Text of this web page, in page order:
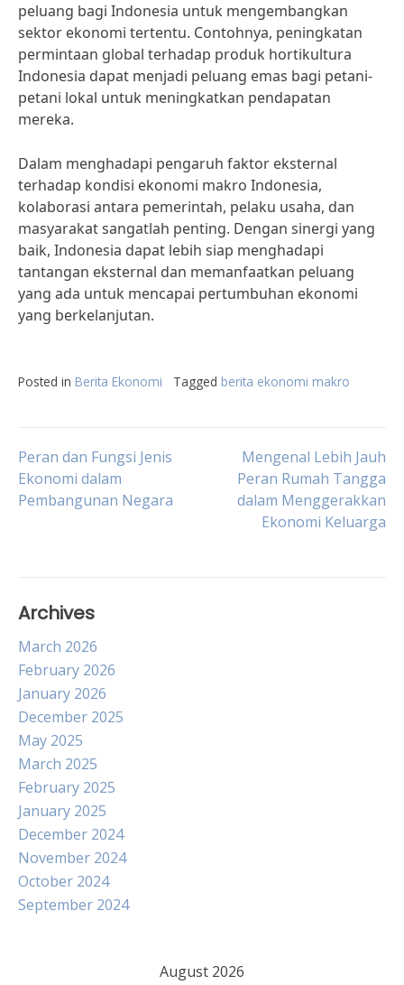
peluang bagi Indonesia untuk mengembangkan
sektor ekonomi tertentu. Contohnya, peningkatan
permintaan global terhadap produk hortikultura
Indonesia dapat menjadi peluang emas bagi petani-
petani lokal untuk meningkatkan pendapatan
mereka.
Dalam menghadapi pengaruh faktor eksternal
terhadap kondisi ekonomi makro Indonesia,
kolaborasi antara pemerintah, pelaku usaha, dan
masyarakat sangatlah penting. Dengan sinergi yang
baik, Indonesia dapat lebih siap menghadapi
tantangan eksternal dan memanfaatkan peluang
yang ada untuk mencapai pertumbuhan ekonomi
yang berkelanjutan.
Posted in Berita Ekonomi Tagged berita ekonomi makro
Post
navigation
Peran dan Fungsi Jenis
Ekonomi dalam
Pembangunan Negara
Mengenal Lebih Jauh
Peran Rumah Tangga
dalam Menggerakkan
Ekonomi Keluarga
Archives
March 2026
February 2026
January 2026
December 2025
May 2025
March 2025
February 2025
January 2025
December 2024
November 2024
October 2024
September 2024
August 2026